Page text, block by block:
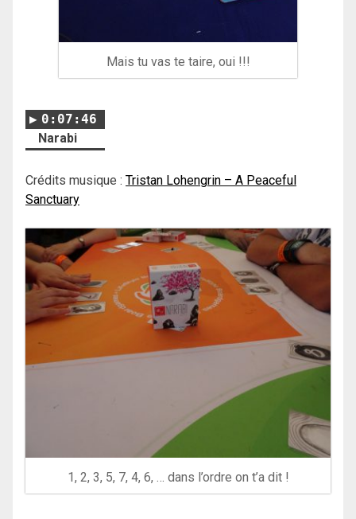
Mais tu vas te taire, oui !!!
0:07:46
Narabi
Crédits musique : Tristan Lohengrin – A Peaceful
Sanctuary
1, 2, 3, 5, 7, 4, 6, … dans l’ordre on t’a dit !